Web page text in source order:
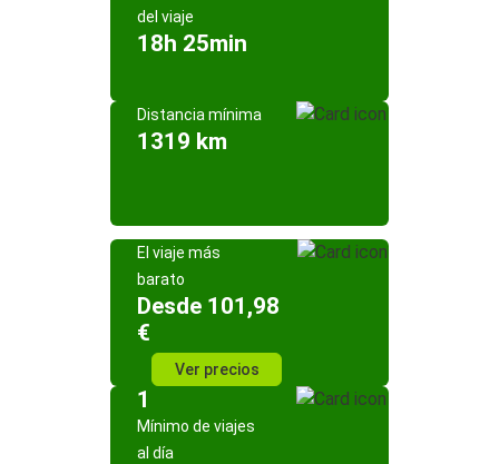
del viaje
18h 25min
Distancia mínima
1319 km
El viaje más
barato
Desde 101,98
€
Ver precios
1
Mínimo de viajes
al día